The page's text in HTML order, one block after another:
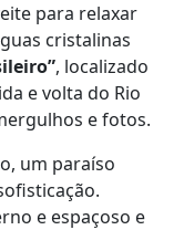
para relaxar
cristalinas
, localizado
e volta do Rio
e fotos.
um paraíso
e espaçoso e